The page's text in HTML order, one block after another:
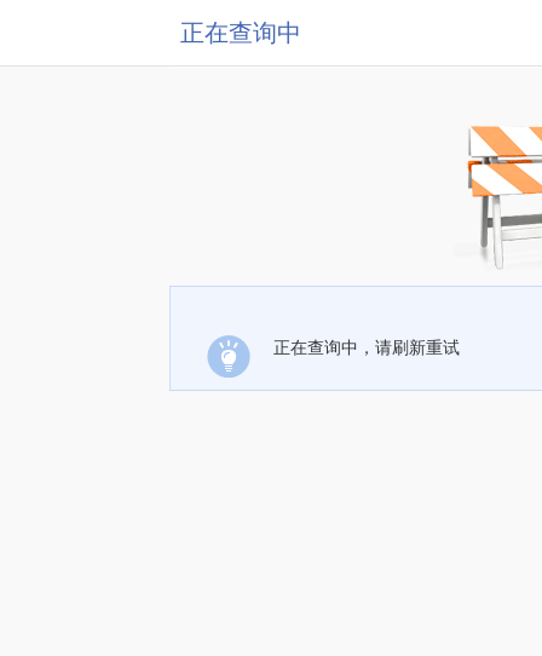
正在查询中
正在查询中，请刷新重试